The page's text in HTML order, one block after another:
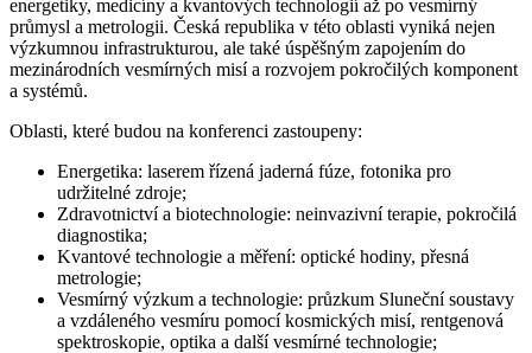
energetiky, medicíny a kvantových technologií až po vesmírný
průmysl a metrologii. Česká republika v této oblasti vyniká nejen
výzkumnou infrastrukturou, ale také úspěšným zapojením do
mezinárodních vesmírných misí a rozvojem pokročilých komponent
a systémů.
Oblasti, které budou na konferenci zastoupeny:
Energetika: laserem řízená jaderná fúze, fotonika pro
udržitelné zdroje;
Zdravotnictví a biotechnologie: neinvazivní terapie, pokročilá
diagnostika;
Kvantové technologie a měření: optické hodiny, přesná
metrologie;
Vesmírný výzkum a technologie: průzkum Sluneční soustavy
a vzdáleného vesmíru pomocí kosmických misí, rentgenová
spektroskopie, optika a další vesmírné technologie;